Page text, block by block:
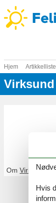
Hjem Artikkelliste
Virksund
Om Virksund
Hvis